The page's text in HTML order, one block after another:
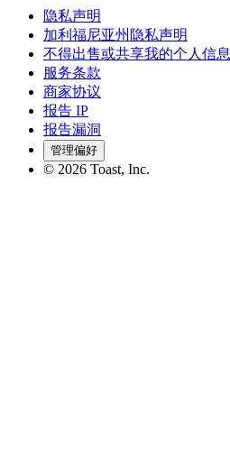
隐私声明
加利福尼亚州隐私声明
不得出售或共享我的个人信息
服务条款
商家协议
报告 IP
报告漏洞
管理偏好
© 2026 Toast, Inc.